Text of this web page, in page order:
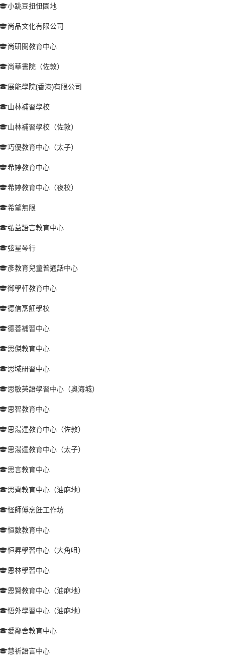
小跳豆扭忸園地
尚品文化有限公司
尚研閱教育中心
尚華書院（佐敦）
展能學院(香港)有限公司
山林補習學校
山林補習學校（佐敦）
巧優教育中心（太子）
希婷教育中心
希婷教育中心（夜校）
希望無限
弘益語言教育中心
弦星琴行
彥教育兒童普通話中心
御學軒教育中心
德信烹飪學校
德善補習中心
思傑教育中心
思域研習中心
思敏英語學習中心（奧海城）
思智教育中心
思湯達教育中心（佐敦）
思湯達教育中心（太子）
思言教育中心
思齊教育中心（油麻地）
怪師傅烹飪工作坊
恒數教育中心
恒昇學習中心（大角咀）
恩林學習中心
恩賢教育中心（油麻地）
悟外學習中心（油麻地）
愛鄰舍教育中心
慧祈語言中心